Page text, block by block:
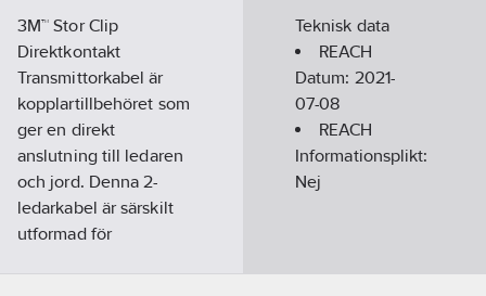
3M™ Stor Clip
Direktkontakt
Transmittorkabel är
kopplartillbehöret som
ger en direkt
anslutning till ledaren
och jord. Denna 2-
ledarkabel är särskilt
utformad för
Teknisk data
REACH
Datum: 2021-
07-08
REACH
Informationsplikt:
Nej